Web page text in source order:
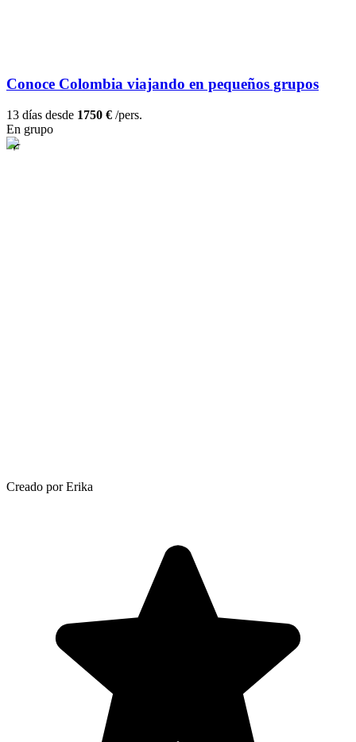
Conoce Colombia viajando en pequeños grupos
13 días desde 1750 € /pers.
En grupo
Creado por Erika